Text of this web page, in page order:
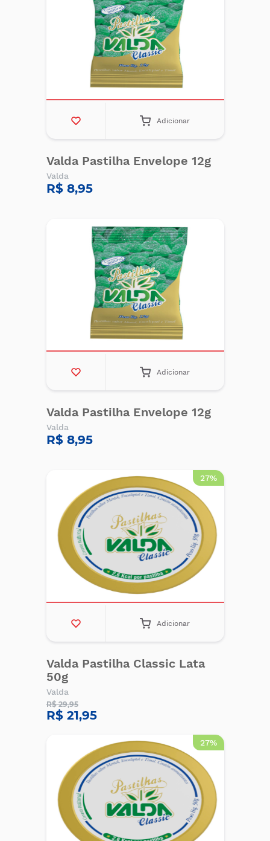
Adicionar
Valda Pastilha Envelope 12g
Valda
R$ 8,95
Adicionar
Valda Pastilha Envelope 12g
Valda
R$ 8,95
27%
Adicionar
Valda Pastilha Classic Lata
50g
Valda
R$ 29,95
R$ 21,95
27%